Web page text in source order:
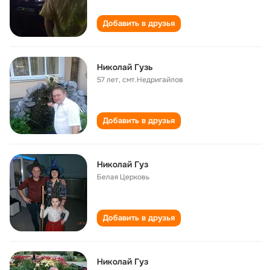
Добавить в друзья
Николай Гузь
57 лет,смт.Недригайлов
Добавить в друзья
Николай Гуз
Белая Церковь
Добавить в друзья
Николай Гуз